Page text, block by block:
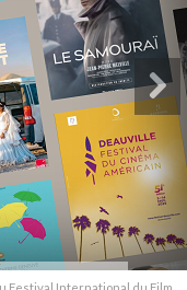
Festival International du Film